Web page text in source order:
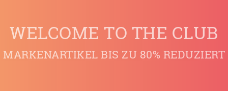
WELCOME TO THE CLUB
MARKENARTIKEL BIS ZU 80% REDUZIERT